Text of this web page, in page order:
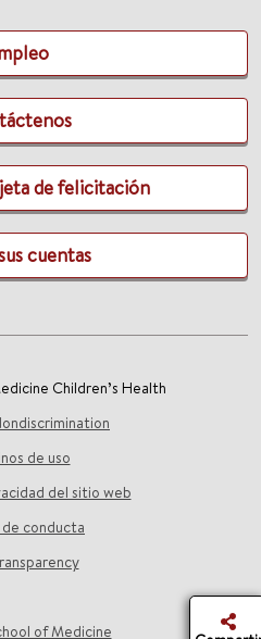
de felicitación
cuentas
Children’s Health
de uso
del sitio web
conducta
of Medicine